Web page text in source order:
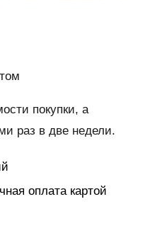
покупки, а
раз в две недели.
оплата картой